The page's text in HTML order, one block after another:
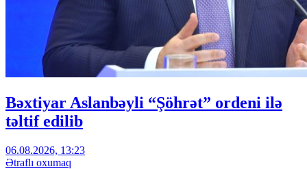
Bəxtiyar Aslanbəyli “Şöhrət” ordeni ilə
təltif edilib
06.08.2026, 13:23
Ətraflı oxumaq